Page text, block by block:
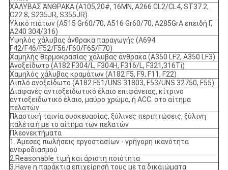
ΧΆΛΥΒΑΣ ΆΝΘΡΑΚΑ (A105,20#, 16MN, A266 CL2/CL4, ST37.2,
C22.8, S235JR, S355JR)
Υλικό πιάτων (A515 Gr60/70, A516 Gr60/70, A285GrA επειδή Γ,
A240 304/316)
Υψηλός χάλυβας άνθρακα παραγωγής (A694
F42/F46/F52/F56/F60/F65/F70)
Χαμηλής θερμοκρασίας χάλυβας άνθρακα (A350 LF2, A350 LF3)
Ανοξείδωτο (A182 F304/L, F304H, F316/L, F321,316Ti)
Χαμηλός χάλυβας κραμάτων (A182 F5, F9, F11, F22)
Διπλό ανοξείδωτο (A182 F51/UNS 31803, F53/UNS 32750, F55)
Διαφανές αντιοξειδωτικό έλαιο επιφάνειας, κίτρινο
αντιοξειδωτικό έλαιο, μαύρο χρώμα, ή ACC. στο αίτημα
πελατών
Πλαστική ταινία συσκευασίας, ξύλινες περιπτώσεις, ξύλινη
παλέτα ή με το αίτημα των πελατών
Πλεονεκτήματα
1. Άμεσες πωλήσεις εργοστασίων - γρήγορη ικανότητα
ανεφοδιασμού
2.Reasonable τιμή και άριστη ποιότητα
3.Have η παράκτια επιχείρησή τους με τα δικαιώματα